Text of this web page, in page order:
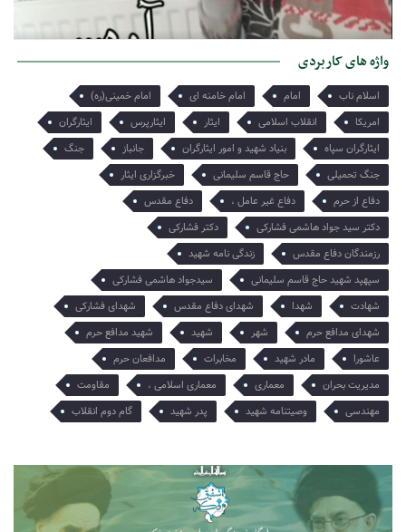
پناه تنهایی در روزهای تبعید
میبینی و از دلتنگی هایش آگاهی…
واژه های کاربردی
اسلام ناب امام امام خامنه ای
امام خمینی(ره)
امریکا
انقلاب اسلامی ایثار ایثارپرس
ایثارگران
ایثارگران سپاه
بنیاد شهید و امور ایثارگران جانباز
جنگ
جنگ تحمیلی
حاج قاسم سلیمانی
خبرگزاری ایثار
دفاع از حرم
دفاع غیر عامل ،
دفاع مقدس
دکتر سید جواد هاشمی فشارکی
دکتر فشارکی
رزمندگان دفاع مقدس
زندگی نامه شهید
سپهپد شهید حاج قاسم سلیمانی
سیدجواد هاشمی فشارکی
شهادت
شهدا شهدای دفاع مقدس
شهدای فشارکی
شهدای مدافع حرم
شهر شهید
شهید مدافع حرم
عاشورا
مادر شهید مخابرات
مدافعان حرم
مدیریت بحران
معماری معماری اسلامی ،
مقاومت
مهندسی
وصیتنامه شهید پدر شهید گام دوم انقلاب